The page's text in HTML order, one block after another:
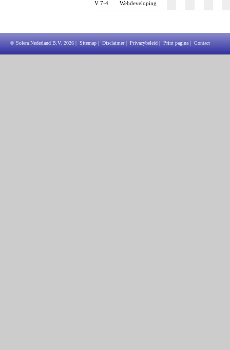
V 7‑4
Webdeveloping
© Solera Nederland B.V. 2026 | Sitemap | Disclaimer| Privacybeleid | Print pagina | Contact